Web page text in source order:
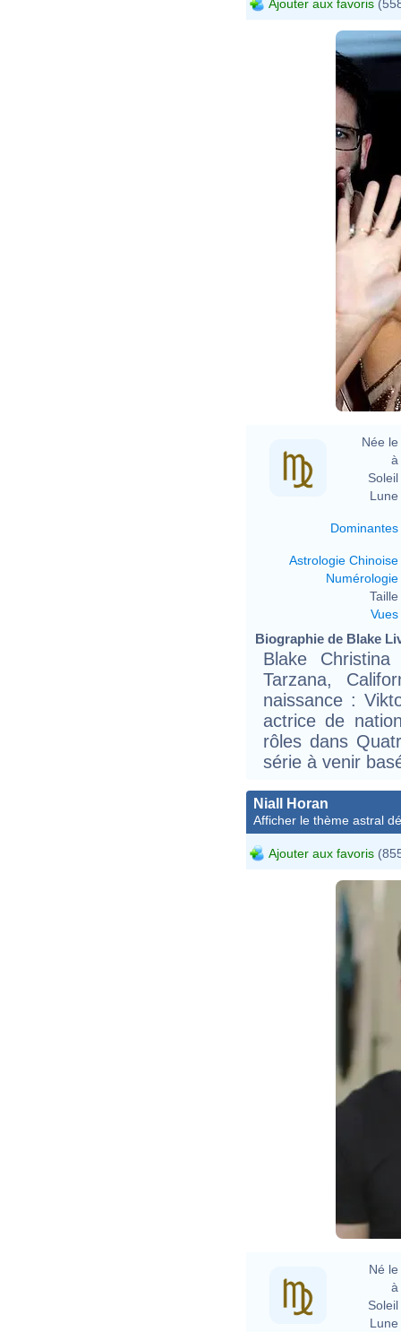
Ajouter aux favoris
Née le
à
Soleil
Lune
Dominantes
Astrologie Chinoise
Numérologie
Taille
Vues
Biographie de Blake
Blake
Tarzana,
naissance :
actrice de
rôles dans
série à venir
Niall Horan
Afficher le thème astral
Ajouter aux favoris
Né le
à
Soleil
Lune